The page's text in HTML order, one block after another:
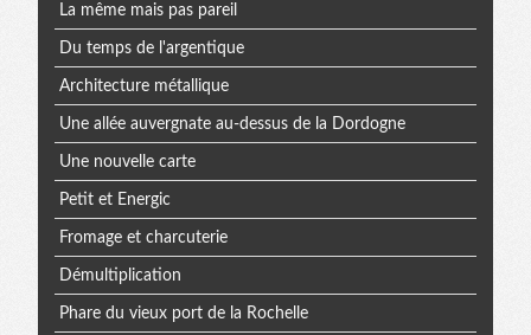
La même mais pas pareil
Du temps de l'argentique
Architecture métallique
Une allée auvergnate au-dessus de la Dordogne
Une nouvelle carte
Petit et Energic
Fromage et charcuterie
Démultiplication
Phare du vieux port de la Rochelle